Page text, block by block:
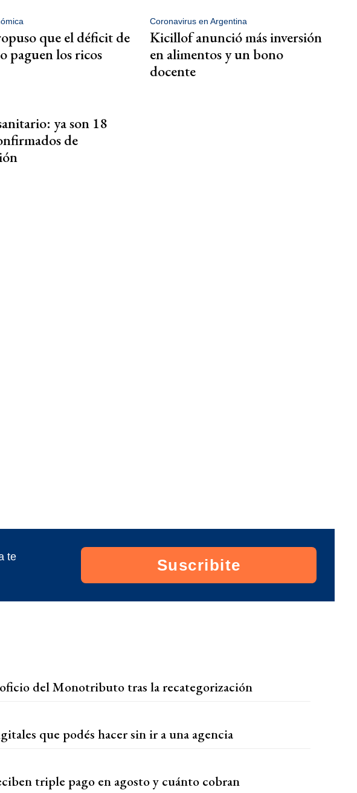
que el déficit de
paguen los ricos
Coronavirus en Argentina
Kicillof anunció más inversión
en alimentos y un bono
docente
ya son 18
de
te
Suscribite
del Monotributo tras la recategorización
que podés hacer sin ir a una agencia
triple pago en agosto y cuánto cobran